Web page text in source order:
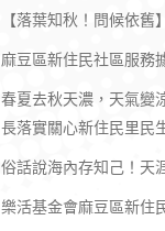
【落葉知秋！問候依舊】
麻豆區新住民社區服務
春夏去秋天濃，天氣變
長落實關心新住民里民
俗話說海內存知己！天
樂活基金會麻豆區新住